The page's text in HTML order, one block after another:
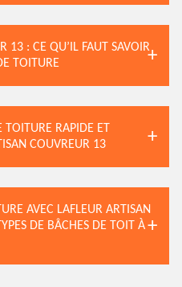
13 : CE QU’IL FAUT SAVOIR
TOITURE
RAPIDE ET
COUVREUR 13
AVEC LAFLEUR ARTISAN
DE BÂCHES DE TOIT À